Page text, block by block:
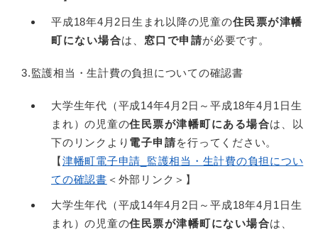
平成18年4月2日生まれ以降の児童の住民票が津幡
町にない場合は、 窓口で申請が必要です。
3.監護相当・生計費の負担についての確認書
大学生年代（平成14年4月2日～平成18年4月1日生
まれ）の児童の住民票が津幡町にある場合は、以
下のリンクより 電子申請を行ってください。
【津幡町電子申請_監護相当・生計費の負担につい
ての確認書 ＜外部リンク＞ 】
大学生年代（平成14年4月2日～平成18年4月1日生
まれ）の児童の住民票が津幡町にない場合は、